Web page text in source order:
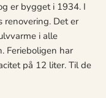
er bygget i 1934. I
renovering. Det er
i alle
Ferieboligen har
på 12 liter. Til de